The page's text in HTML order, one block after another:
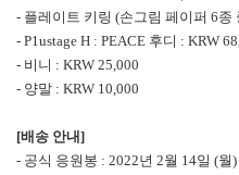
- 플레이트 키링 (손그림 페이퍼 6종
- P1ustage H : PEACE 후디 : KRW
- 비니 : KRW 25,000
- 양말 : KRW 10,000
[배송 안내]
- 공식 응원봉 : 2022년 2월 14일 (월